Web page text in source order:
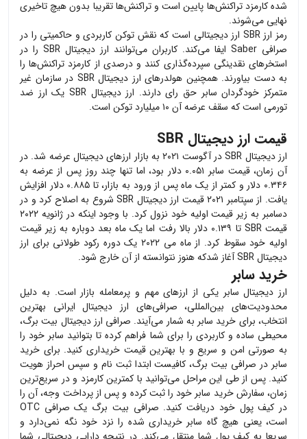
شده کارمزد تراکنش‌ها پایین است و تراکنش‌ها تقریبا بدون هیچ تاخیری
نهایی می‌شوند.
رمز ارز SBR ارز دیجیتالی است که نقش توکن کاربردی و حاکمیتی را در
صرافی Saber ایفا می‌کند. کاربران می‌توانند ارز دیجیتال SBR را در
استخرهای نقدینگی سپرده‌گذاری کنند و درصدی از کارمزد تراکنش‌ها را
به دست بیاورند. همچنین هولدرهای ارز دیجیتال SBR در سازمان غیر
متمرکز خودگردان سابر حق رای دارند. ارز دیجیتال SBR یک ارز ضد
تورمی است که سقف عرضه آن ۱۰ میلیارد توکن است.
قیمت ارز دیجیتال SBR
ارز دیجیتال SBR در آگوست ۲۰۲۱ به بازار ارزهای دیجیتال عرضه شد. در
آن زمان، قیمت سابر ۰.۰۵۱ دلار بود، اما تنها چند روز پس از عرضه به
۰.۳۴۶ دلار و کمتر از یک ماه پس از ورود به بازار، تا ۰.۸۸۵ دلار افزایش
یافت. از سپتامبر ۲۰۲۱ قیمت ارز دیجیتال SBR شروع به اصلاح کرد و در
دسامبر به زیر قیمت اولیه خود نزول کرد. با وجود اینکه در ژانویه ۲۰۲۲
قیمت SBR تا ۰.۱۳۹ دلار بالا رفت اما یک ماه بعد دوباره به زیر قیمت
اولیه خود سقوط کرد. از ماه می ۲۰۲۲ یک دوره رکود طولانی برای ارز
دیجیتال SBR آغاز شدکه هنوز نتوانسته از آن خارج شود.
خرید سابر
ارز دیجیتال سابر یکی از ارزهای مهم و پرمعامله بازار است. به دلیل
محدودیت‌های بین‌المللی، صرافی‌های ارز دیجیتال ایرانی بهترین
انتخاب، برای خرید سابر به شمار می‌آیند. صرافی ارز دیجیتال بیت برگ،
محیطی ساده و کاربردی را برای شما فراهم کرده تا بتوانید سابر خود را
به صورتی امن و سریع و با بهترین قیمت خریداری کنید. برای خرید
سابر در صرافی بیت برگ، کافیست ابتدا ثبت نام و سپس احراز هویت
کنید. پس از طی این مراحل می‌توانید با کمترین کارمزد و در سریع‌ترین
زمان، سفارش خرید سابر خود را ثبت کرده و پس از پرداخت وجه، آن را
در کیف پول خود دریافت کنید. صرافی بیت برگ یک صرافی OTC
است، یعنی هیچ گاه سابر خریداری شده را نزد خود نگه نمی‌دارد و
سریعا به کیف پول شما منتقل می‌کند. در نتیجه دارایی دیجیتالی شما